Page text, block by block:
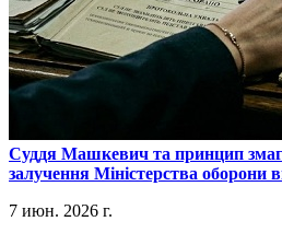
​Суддя Машкевич та принцип
залучення Міністерства оборони
7 июн. 2026 г.